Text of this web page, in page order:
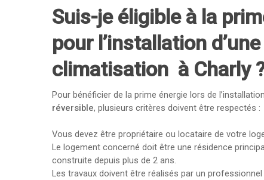
Suis-je éligible à la
pour l’installation d’une
climatisation à Charly
Pour bénéficier de la prime énergie lors de
réversible, plusieurs critères doivent être respectés :
Vous devez être propriétaire ou locataire de votre
Le logement concerné doit être une résidence
construite depuis plus de 2 ans.
Les travaux doivent être réalisés par un